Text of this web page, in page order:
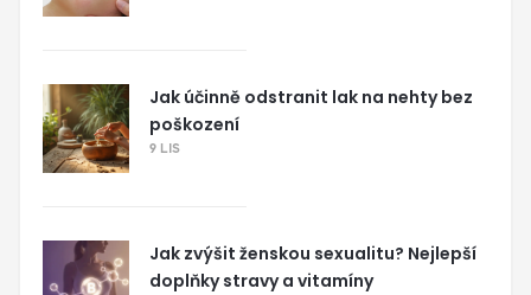
Jak účinně odstranit lak na nehty bez
poškození
9 LIS
Jak zvýšit ženskou sexualitu? Nejlepší
doplňky stravy a vitamíny